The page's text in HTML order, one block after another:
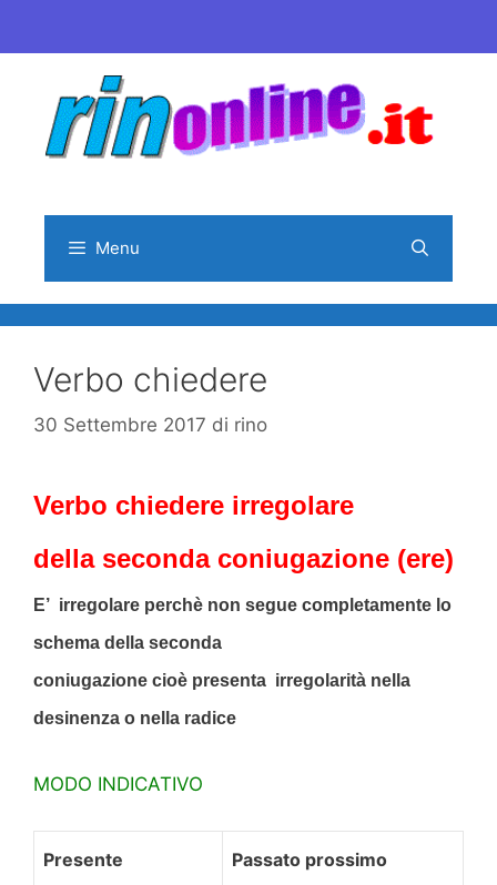
al
contenuto
Menu
Verbo chiedere
30 Settembre 2017 di rino
Verbo chiedere irregolare
della seconda coniugazione (ere)
E’ irregolare perchè non segue completamente lo
schema della seconda
coniugazione cioè presenta irregolarità nella
desinenza o nella radice
MODO INDICATIVO
Presente
Passato prossimo